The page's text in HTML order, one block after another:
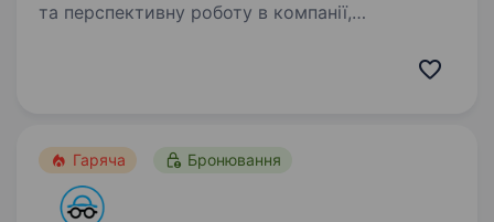
та перспективну роботу в компанії,
запрошуємо до команди «Мобільна оптика»!
Гаряча Бронювання